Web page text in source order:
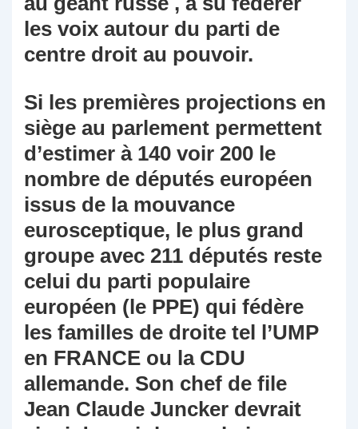
les voix autour du parti de
centre droit au pouvoir.
Si les premières projections en
siège au parlement permettent
d’estimer à 140 voir 200 le
nombre de députés européen
issus de la mouvance
eurosceptique, le plus grand
groupe avec 211 députés reste
celui du parti populaire
européen (le PPE) qui fédère
les familles de droite tel l’UMP
en FRANCE ou la CDU
allemande. Son chef de file
Jean Claude Juncker devrait